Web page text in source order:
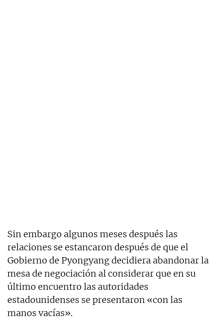
Sin embargo algunos meses después las
relaciones se estancaron después de que el
Gobierno de Pyongyang decidiera abandonar la
mesa de negociación al considerar que en su
último encuentro las autoridades
estadounidenses se presentaron «con las
manos vacías».